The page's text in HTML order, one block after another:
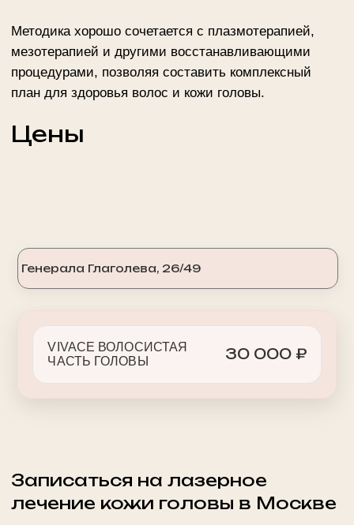
VIVACE ВОЛОСИСТАЯ
ЧАСТЬ ГОЛОВЫ
30 000 ₽
Пройти лазерное лечение кожи головы на аппарате
Vivace можно в салонах «Else Style». Специалист
проведет трихоскопию, оценит состояние волос и
Цена рассчитывается исходя из зоны воздействия и
Мы всегда стремимся к новейшим